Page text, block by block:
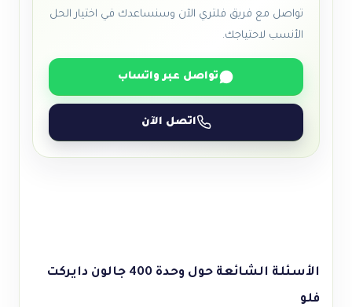
تواصل مع فريق فلتري الآن وسنساعدك في اختيار الحل
الأنسب لاحتياجك.
تواصل عبر واتساب
اتصل الآن
الأسئلة الشائعة حول وحدة 400 جالون دايركت
فلو